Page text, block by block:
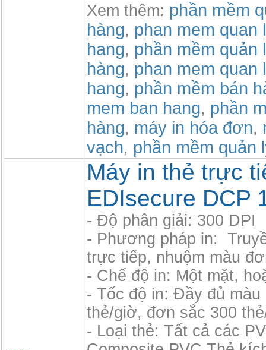
Xem thêm: phần mềm
hàng, phan mem quan
hang, phần mềm quản
hàng, phan mem quan
hang, phần mềm bán
mem ban hang, phần
hàng, máy in hóa đơn,
vạch, phần mềm quản
Máy in thẻ trực
EDIsecure DCP
- Độ phân giải: 300 DPI
- Phương pháp in:
trực tiếp, nhuộm màu
- Chế độ in: Một mặt,
- Tốc độ in: Đầy đủ màu
thẻ/giờ, đơn sắc 300
- Loại thẻ: Tất cả các